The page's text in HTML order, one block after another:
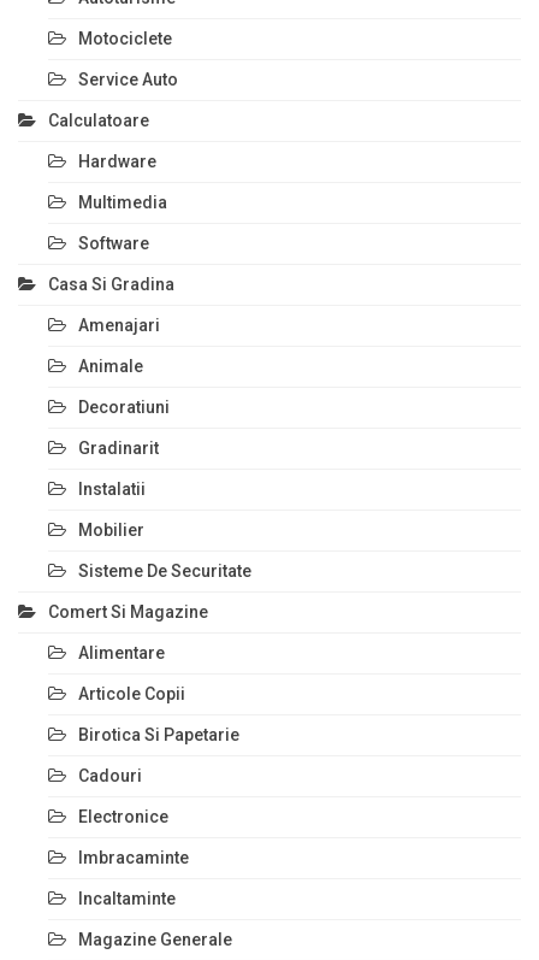
Motociclete
Service Auto
Calculatoare
Hardware
Multimedia
Software
Casa Si Gradina
Amenajari
Animale
Decoratiuni
Gradinarit
Instalatii
Mobilier
Sisteme De Securitate
Comert Si Magazine
Alimentare
Articole Copii
Birotica Si Papetarie
Cadouri
Electronice
Imbracaminte
Incaltaminte
Magazine Generale